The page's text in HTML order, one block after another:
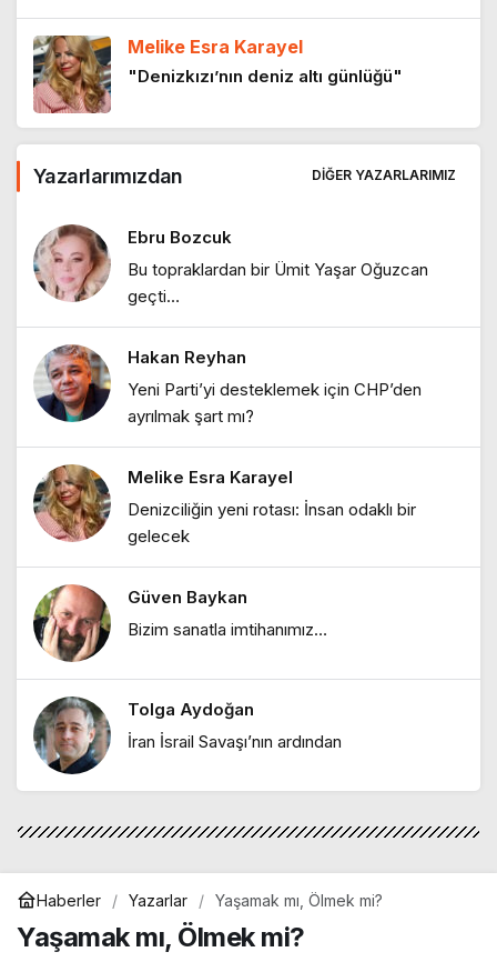
Boşuna
Kadın olmak
Melike Esra Karayel
"Denizkızı’nın deniz altı günlüğü"
"İklim iki yüzlülüğü ve Grönland
Hakan Reyhan
"Kartları yeniden dağıtıp Mustafa
Kemal’i desteden çıkarmak istiyorlar"
Hakan Reyhan
"ABD stratejilerinde ulus-devlet
karşıtlığı"
Melike Esra Karayel
"Deniz değişirken: 2025’ten 2026’ya bir
bakış"
Hakan Reyhan
düşünür"
Melike Esra Karayel
maviyle bütünleşen bir kentin hikayesi"
Yazarlarımızdan DIĞER YAZARLARIMIZ
Ebru Bozcuk
Bu topraklardan bir Ümit Yaşar Oğuzcan
geçti…
Hakan Reyhan
Yeni Parti’yi desteklemek için CHP’den
ayrılmak şart mı?
Melike Esra Karayel
Denizciliğin yeni rotası: İnsan odaklı bir
gelecek
Güven Baykan
Bizim sanatla imtihanımız…
Tolga Aydoğan
İran İsrail Savaşı’nın ardından
Haberler Yazarlar Yaşamak mı, Ölmek mi?
Yaşamak mı, Ölmek mi?